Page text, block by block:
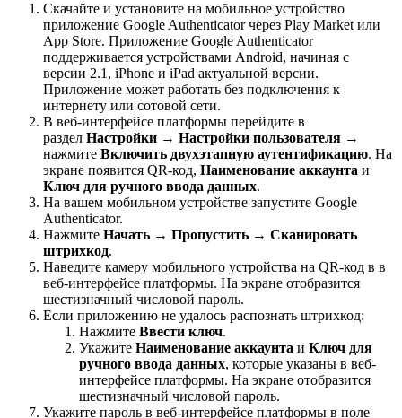
Скачайте и установите на мобильное устройство
приложение Google Authenticator через Play Market или
App Store. Приложение Google Authenticator
поддерживается устройствами Android, начиная с
версии 2.1, iPhone и iPad актуальной версии.
Приложение может работать без подключения к
интернету или сотовой сети.
В веб-интерфейсе платформы перейдите в
раздел Настройки → Настройки пользователя →
нажмите Включить двухэтапную аутентификацию. На
экране появится QR-код, Наименование аккаунта и
Ключ для ручного ввода данных.
На вашем мобильном устройстве запустите Google
Authenticator.
Нажмите Начать → Пропустить → Сканировать
штрихкод.
Наведите камеру мобильного устройства на QR-код в в
веб-интерфейсе платформы. На экране отобразится
шестизначный числовой пароль.
Если приложению не удалось распознать штрихкод:
Нажмите Ввести ключ.
Укажите Наименование аккаунта и Ключ для
ручного ввода данных, которые указаны в веб-
интерфейсе платформы. На экране отобразится
шестизначный числовой пароль.
Укажите пароль в веб-интерфейсе платформы в поле